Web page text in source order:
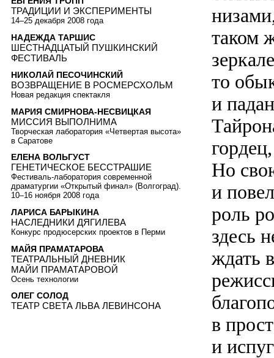
таком
то
и
Но
и
роль
здесь
ждать
в
и
ТРАДИЦИИ И ЭКСПЕРИМЕНТЫ
14–25 декабря 2008 года
НАДЕЖДА ТАРШИС
ШЕСТНАДЦАТЫЙ ПУШКИНСКИЙ
ФЕСТИВАЛЬ
НИКОЛАЙ ПЕСОЧИНСКИЙ
ВОЗВРАЩЕНИЕ В РОСМЕРСХОЛЬМ
Новая редакция спектакля
МАРИЯ СМИРНОВА-НЕСВИЦКАЯ
МИССИЯ ВЫПОЛНИМА
Творческая лаборатория «Четвертая высота»
в Саратове
ЕЛЕНА ВОЛЬГУСТ
ГЕНЕТИЧЕСКОЕ БЕССТРАШИЕ
Фестиваль-лаборатория современной
драматургии «Открытый финал» (Волгоград).
10–16 ноября 2008 года
ЛАРИСА БАРЫКИНА
НАСЛЕДНИКИ ДЯГИЛЕВА
Конкурс продюсерских проектов в Перми
МАЙЯ ПРАМАТАРОВА
ТЕАТРАЛЬНЫЙ ДНЕВНИК
МАЙИ ПРАМАТАРОВОЙ
Осень технологии
ОЛЕГ СОЛОД
ТЕАТР СВЕТА ЛЬВА ЛЕВИНСОНА